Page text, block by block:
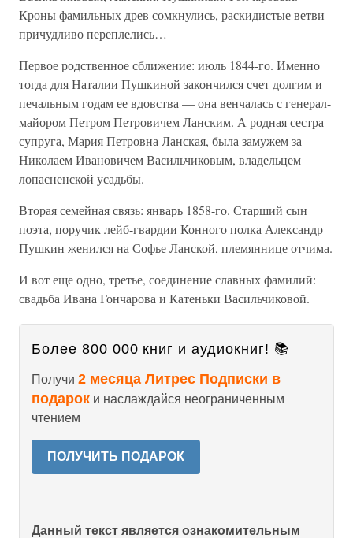
Кроны фамильных древ сомкнулись, раскидистые ветви
причудливо переплелись…
Первое родственное сближение: июль 1844-го. Именно
тогда для Наталии Пушкиной закончился счет долгим и
печальным годам ее вдовства — она венчалась с генерал-
майором Петром Петровичем Ланским. А родная сестра
супруга, Мария Петровна Ланская, была замужем за
Николаем Ивановичем Васильчиковым, владельцем
лопасненской усадьбы.
Вторая семейная связь: январь 1858-го. Старший сын
поэта, поручик лейб-гвардии Конного полка Александр
Пушкин женился на Софье Ланской, племяннице отчима.
И вот еще одно, третье, соединение славных фамилий:
свадьба Ивана Гончарова и Катеньки Васильчиковой.
Более 800 000 книг и аудиокниг! 📚
Получи 2 месяца Литрес Подписки в
подарок и наслаждайся неограниченным
чтением
ПОЛУЧИТЬ ПОДАРОК
Данный текст является ознакомительным